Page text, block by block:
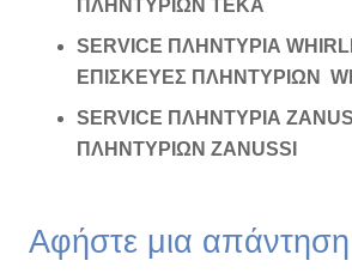
ΠΛΗΝΤΥΡΙΩΝ TEKA
SERVICE ΠΛΗΝΤΥΡΙΑ
ΕΠΙΣΚΕΥΕΣ ΠΛΗΝΤΥΡΙΩΝ
SERVICE ΠΛΗΝΤΥΡΙΑ
ΠΛΗΝΤΥΡΙΩΝ ZANUSSI
Αφήστε μια απάντηση